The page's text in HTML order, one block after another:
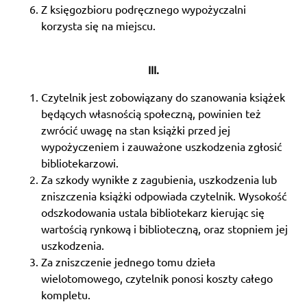
Z księgozbioru podręcznego wypożyczalni
korzysta się na miejscu.
III.
Czytelnik jest zobowiązany do szanowania książek
będących własnością społeczną, powinien też
zwrócić uwagę na stan książki przed jej
wypożyczeniem i zauważone uszkodzenia zgłosić
bibliotekarzowi.
Za szkody wynikłe z zagubienia, uszkodzenia lub
zniszczenia książki odpowiada czytelnik. Wysokość
odszkodowania ustala bibliotekarz kierując się
wartością rynkową i biblioteczną, oraz stopniem jej
uszkodzenia.
Za zniszczenie jednego tomu dzieła
wielotomowego, czytelnik ponosi koszty całego
kompletu.